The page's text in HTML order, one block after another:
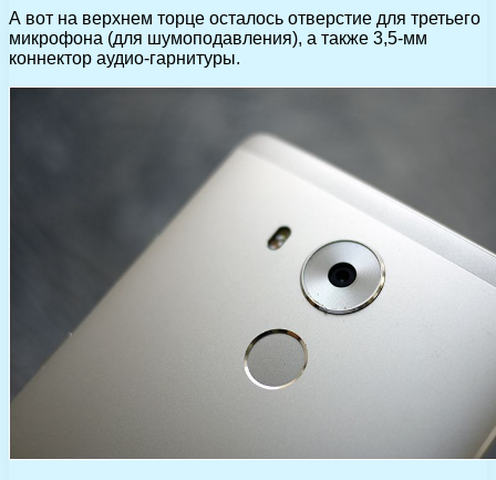
А вот на верхнем торце осталось отверстие для третьего
микрофона (для шумоподавления), а также 3,5-мм
коннектор аудио-гарнитуры.